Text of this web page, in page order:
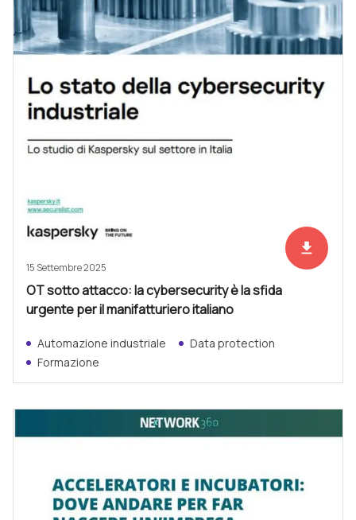
Scarica
file_download
15 Settembre 2025
OT sotto attacco: la cybersecurity è la sfida
urgente per il manifatturiero italiano
Automazione industriale
Data protection
Formazione